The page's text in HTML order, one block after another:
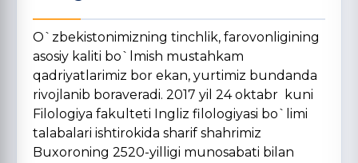
O`zbekistonimizning tinchlik, farovonligining
asosiy kaliti bo`lmish mustahkam
qadriyatlarimiz bor ekan, yurtimiz bundanda
rivojlanib boraveradi. 2017 yil 24 oktabr kuni
Filologiya fakulteti Ingliz filologiyasi bo`limi
talabalari ishtirokida sharif shahrimiz
Buxoroning 2520-yilligi munosabati bilan